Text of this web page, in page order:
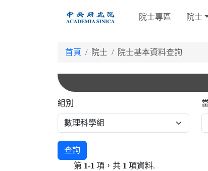
院士專區 院士
首頁 院士 院士基本資料查詢
組別
查詢
第 1-1 項，共 1 項資料.